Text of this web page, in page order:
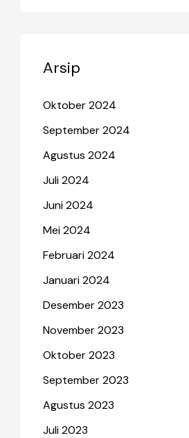
Arsip
Oktober 2024
September 2024
Agustus 2024
Juli 2024
Juni 2024
Mei 2024
Februari 2024
Januari 2024
Desember 2023
November 2023
Oktober 2023
September 2023
Agustus 2023
Juli 2023